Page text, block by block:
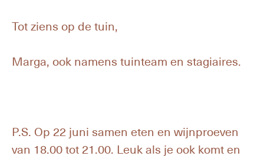
Tot ziens op de tuin,
Marga, ook namens tuinteam en stagiaires.
P.S. Op 22 juni samen eten en wijnproeven
van 18.00 tot 21.00. Leuk als je ook komt en